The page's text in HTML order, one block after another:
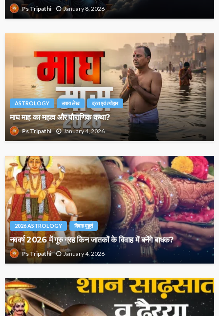
Ps Tripathi January 8, 2026
ASTROLOGY उपाय लेख व्रत एवं त्योहार
माघ माह का महत्व और पौराणिक कथा?
Ps Tripathi January 4, 2026
2026 ASTROLOGY विवाह मुहूर्त
नववर्ष 2026 में गुरु ग्रह किन जातकों के विवाह में बनेंगे बाधक?
Ps Tripathi January 4, 2026